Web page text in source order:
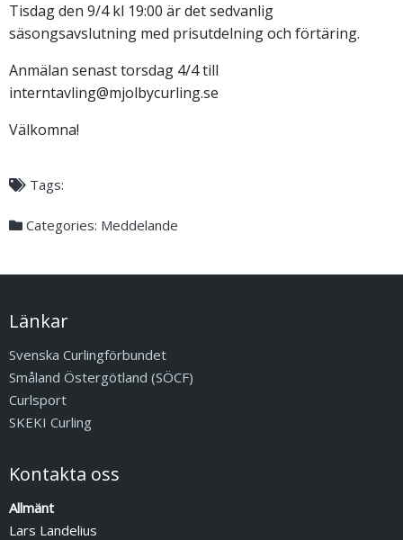
Tisdag den 9/4 kl 19:00 är det sedvanlig
säsongsavslutning med prisutdelning och förtäring.
Anmälan senast torsdag 4/4 till
interntavling@mjolbycurling.se
Välkomna!
Tags:
Categories: Meddelande
Länkar
Svenska Curlingförbundet
Småland Östergötland (SÖCF)
Curlsport
SKEKI Curling
Kontakta oss
Allmänt
Lars Landelius